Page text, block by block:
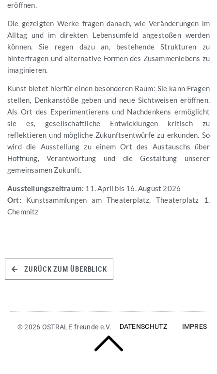
eröffnen.
Die gezeigten Werke fragen danach, wie Veränderungen im
Alltag und im direkten Lebensumfeld angestoßen werden
können. Sie regen dazu an, bestehende Strukturen zu
hinterfragen und alternative Formen des Zusammenlebens zu
imaginieren.
Kunst bietet hierfür einen besonderen Raum: Sie kann Fragen
stellen, Denkanstöße geben und neue Sichtweisen eröffnen.
Als Ort des Experimentierens und Nachdenkens ermöglicht
sie es, gesellschaftliche Entwicklungen kritisch zu
reflektieren und mögliche Zukunftsentwürfe zu erkunden. So
wird die Ausstellung zu einem Ort des Austauschs über
Hoffnung, Verantwortung und die Gestaltung unserer
gemeinsamen Zukunft.
Ausstellungszeitraum: 11. April bis 16. August 2026
Ort: Kunstsammlungen am Theaterplatz, Theaterplatz 1,
Chemnitz
ZURÜCK ZUM ÜBERBLICK
© 2026 OSTRALE.freunde e.V. DATENSCHUTZ